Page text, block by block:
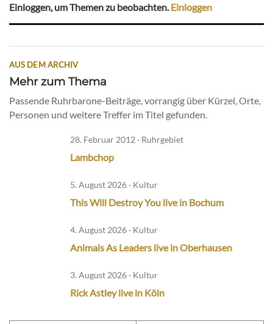
Einloggen, um Themen zu beobachten. Einloggen
AUS DEM ARCHIV
Mehr zum Thema
Passende Ruhrbarone-Beiträge, vorrangig über Kürzel, Orte,
Personen und weitere Treffer im Titel gefunden.
28. Februar 2012 · Ruhrgebiet
Lambchop
5. August 2026 · Kultur
This Will Destroy You live in Bochum
4. August 2026 · Kultur
Animals As Leaders live in Oberhausen
3. August 2026 · Kultur
Rick Astley live in Köln